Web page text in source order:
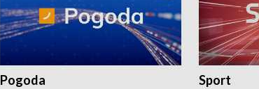
Pogoda Sport